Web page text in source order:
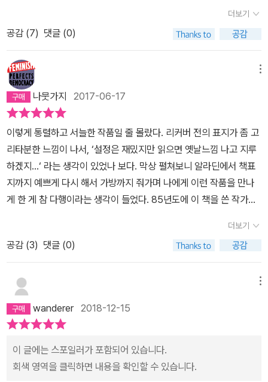
다. 나는 그 애에게 있어 이제는 하얗게 지워져 버린 존재다. 이 사진
의 반짝이는 표면 너머 까마득한 저 뒤에 존재하는 그림자에 지나지
않는다. 죽은 엄마들이 다 그렇듯 그림자의 그림자가 되어 버렸다. 그
애의 눈을 보면 알 수 있다. 그 속에 나는 찾아볼 수 없다. (394페이
지) 사령관은 오브프레드를 따로 불렀다. 원래는 금지된 사항이
다. 아내 없이 따로 만나면 안 된다. 사령관의 사무실로 향했을 때 오
브프레드는 그가 변태적인 무언가를 원할 거라 생각한다. 하지만 그
는 스크래블 게임 상대로서 그녀를 원했다. 책상에 마주앉아 스크래
브 게임을 한다. 보상으로 잡지를 보게 하거나 책을 읽을 수 있게 해준
다. 문제는 아내 몰래 해야 하고, 들키는 날엔 그녀는 수호자들에게 잡
혀 어딘가로 가거나 죽음을 선택할 수밖에 없다. 그럼에도 사령관의
말을 거절하지 못한다. 여성의 지위가 하찮은 세계에서 할 수 있는 일
이란 많지 않다. 시녀들이 아들을 낳는다면 그 아들의 지위는 달라지
겠지만 딸을 낳았을 때는 그 딸도 누군가의 아내가 되거나 시녀들이
의 『킨』에서 나이절이 아이를 낳으면 자신의 아이 또한 노예가 되므
로 낳기 싫다고 했던 말이 떠올랐다. 이 소설이 1985년에 쓰였다는
걸 기억할 필요가 있다. 1985년이 미국에서 어떤 시대였는지 가늠하
프다. 희망이라고는 보이지 않는다는 게. 그때서야 우리는 평범하게
생활했던 과거의 일상을 그리워하겠지. 오브프레드가 바랐던 것처
위한 재생산에 투입된다는 것인데, 너무 끔찍하지만, 초경만 시작해
도 '너는 이제 여자다'라며 온갖 구속과 압박이 시작되고, 한쪽에선 저
출산의 책임을 여성에게만 지우고 한쪽에선 독박 육아의 고통을 호소
하는 모순이 존재하고, 국가가 나서서 가임기 지도를 만들고, 기껏 지
하철에 임부석을 만들었더니 임부석에 앉는 여자가 정말 임신을 했는
지 아닌지 확인을 해야 한다느니, 임부가 앉으면 어디 어르신이 서 있
는데 젊은 여자가 앉아 있느냐고 발차기를 당하는 이 나라의 사정을
생각하면 허무맹랑한 이야기만은 아니다.다 큰 성인의 용모를 검사하
고, 스커트 길이를 제한하고, 스타킹 색깔까지 지정하는 나라. 여자한
테만 '웃으라'고 강요하고 웃지 않으면 싸가지 없다, 그런 성격으로 시
집 못 간다는 욕을 듣는 나라. 혼자 일하는 여자는 살인 표적이 되는
나라. 화장실에 갔다가 칼을 맞을 수도 있는 나라. 그래서 남녀 공용
있다는 우려 때문에 일을 보면서 얼굴을 가방으로 가리고 보이는 구
멍마다 휴지를 끼워 막는 나라. 유력 정치인, 고위 공무원, 재벌 부회
장이 아무렇지 않게 여성 비하 발언을 쏟아내고도 아무런 처벌을 받
지 않고 손해도 입지 않는 이 나라는, 적어도 여성들에겐, 이미 길리아
사람들이 이 소설을 읽거나 적어도 이 소설의 존재 정도는 알았으면
좋겠다. 남성 중심의 사회에서 여성이 당하는 차별과 억압이 어떤 것
인지, 여성이 느끼는 부담과 공포가 어느 정도인지 서로 이야기하고
알렸으면 좋겠다. 픽션도 좋고 논픽션도 좋고, 고발도 좋고 블로그나
요한 미래 세대를 생산해낼 수 없게 되었다는 점이다. 출산율의 급격
한 저하로 국가유지를 위한 아이들이 필요해지자, 아이를 생산해낼
시작한 것이다. 우리의 주인공 오프레드도 사령관 프레드의 집에 배
치되어 아이 생산을 맡게 된다. 의례라는 터무니없는 형식으로 오로
지 아이를 생산하기 위해 본처 세레나 조이가 지켜보는 동안 사령관
과 오프레드는 재생산에 들어간다. 디스토피아적 상상이 실제로 벌어
질 수도 있지 않나 하는 생각이 현재 미국 최고위직에서 터무니 없는
작태를 보이고 있는 권력자의 모습과 기묘하게 겹쳐졌다. 정말 무서
웠던 것은 자유와 민주주주의 본고장이라는 나라가 순식간에 일단의
광신자들이 지배하는 경찰 신정국가로 돌변할 수 있다는 점이었다.
왜 시민들은 길리아드의 그런 반동적인 움직임에 저항할 수 없었을
니들의 철저한 재교육 과정을 통해 시녀로 거듭나게 된다. 그녀들의
존재는 게이샤나 매춘부들의 그것과도 현저하게 다르다. 소설에서 나
오듯이 두 발 달리 자궁으로 오로지 재생산에 필요한 것 뿐이다. 그것
을 거부한다면 열악한 환경의 콜로니에 배치되거나 비여성으로 분류
되어 비참한 삶을 마치게 되는 것이다. 게다가 시녀 활동 중에 세 번
실패하게 되도 마찬가지 운명이다. 넷플릭스 드라마에서는 좀 더 극
적인 장면들에 치중했다면, 소설은 자유로웠던 시절을 기억하는 영혼
에서 비참한 처지의 시녀로 전락한 오프레드의 내적 갈등에 좀 더 치
중한다. 언제나 수동적인 삶을 살았던 오프레드에 비해 그녀의 친구
부로 예측할 수 없는 무대위에 올려진 주인공은 누구도 믿을 수 없기
에 끊임없이 회상하고 사유하며 독백한다. 빈약한 힌트만 주어진 길
을 독자로서 더듬더듬 걷는 것은 유독 이 소설에서는 유쾌할 수가 없
었다. 처음에는 그 이유가 여성이라는 나의 입장때문이라고 여겼지
만, 그렇게 결론 내리기엔 이야기 속 세계의 남성도 그다지 행복하지
않다. 어쩌면 존엄하지 않은 인간들이 페이지마다 살아있어 불쾌한
것 아닐까.여성 작가의 상상력이 만들어낸 디스토피아 소설이라고 말
할 수 있을지도 모르겠지만, 그저 상상 일까?여기에 그려진 모든 장
치들이 수많은 여성들의 과거와 현재, 그렇지 않길 바라지만, 미래의
모습 일지도 모른다.오브프레드와 다른 오브썸원에게 던지는 나의 작
은 응원이 허무로 남는지 안도로 남는 지는 불투명하다.이야기로서도
사상적으로서도 무궁무진한 이야깃거리가 될 만한 소설이다.현실을
반영하면서도, 메타픽션이고, 에스에프적이며, 서스펜스와 드라마가
넘쳐난다. 이것은 그야말로 whole package… 루머일 수도 있지만,
를 갈망했다. 우리는 어쩌다 터득하게 되었을까? 영영 채울 수 없는
허기를 갈구하는 이런 재능을, 도대체 어디서 배워버린 걸까? 갈망이
공기 중에 떠돌았다. - 102017. aug. 재독 후 다시 씀.
더보기
공감 (7) 댓글 (0)
나뭇가지 2017-06-17
이렇게 통렬하고 서늘한 작품일 줄 몰랐다. 리커버 전의 표지가 좀 고
리타분한 느낌이 나서, ‘설정은 재밌지만 읽으면 옛날느낌 나고 지루
하겠지...‘ 라는 생각이 있었나 보다. 막상 펼쳐보니 알라딘에서 책표
지까지 예쁘게 다시 해서 가방까지 줘가며 나에게 이런 작품을 만나
게 한 게 참 다행이라는 생각이 들었다. 85년도에 이 책을 쓴 작가가
슷해 소름이 끼친다. 현실을 레퍼런스로 한 부분이 넘치게 깔려있어
서 누구라도 붙잡고 여기저기 보여주고 공감하고 싶더라. 디스토피아
를 그리고 있어서 특히 여성 독자에게는 정서적 타격이 좀 올 수도 있
는데 (나도 에이 뭐 하다가 결국 악몽을 꿨다.) 오히려 ‘그래 알아 이
건 소설이고 좀 너무하지.‘ 라는 전제를 작가와 암묵적으로 공유하고
있다는 느낌에 마음이 편해지기도 했다. 덤으로 번역인데도 생생하게
느껴지는 작가의 섬세하고 탁월한 표현력에 감탄 또 감탄 하다가 실
력 발휘를 너무 충분히 하시는 바람에 결국 두 손 들었다. 미드로 방영
중이라는데 어떻게 볼 수 있는지 방법을 찾아봐야겠다.
더보기
공감 (3) 댓글 (0)
wanderer2018-12-15
이 글에는 스포일러가 포함되어 있습니다.
회색 영역을 클릭하면 내용을 확인할 수 있습니다.